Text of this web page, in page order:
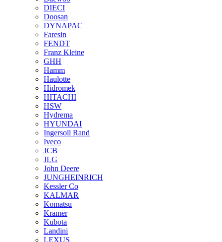
DIECI
Doosan
DYNAPAC
Faresin
FENDT
Franz Kleine
GHH
Hamm
Haulotte
Hidromek
HITACHI
HSW
Hydrema
HYUNDAI
Ingersoll Rand
Iveco
JCB
JLG
John Deere
JUNGHEINRICH
Kessler Co
KALMAR
Komatsu
Kramer
Kubota
Landini
LEXUS